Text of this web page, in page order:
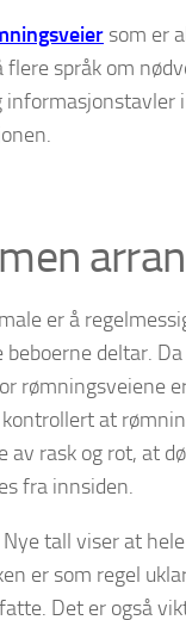
som er
språk om
er å
beboerne deltar.
rømningsveiene
at
av rask og rot, at
fra innsiden.
tall viser at
er som regel
Det er også